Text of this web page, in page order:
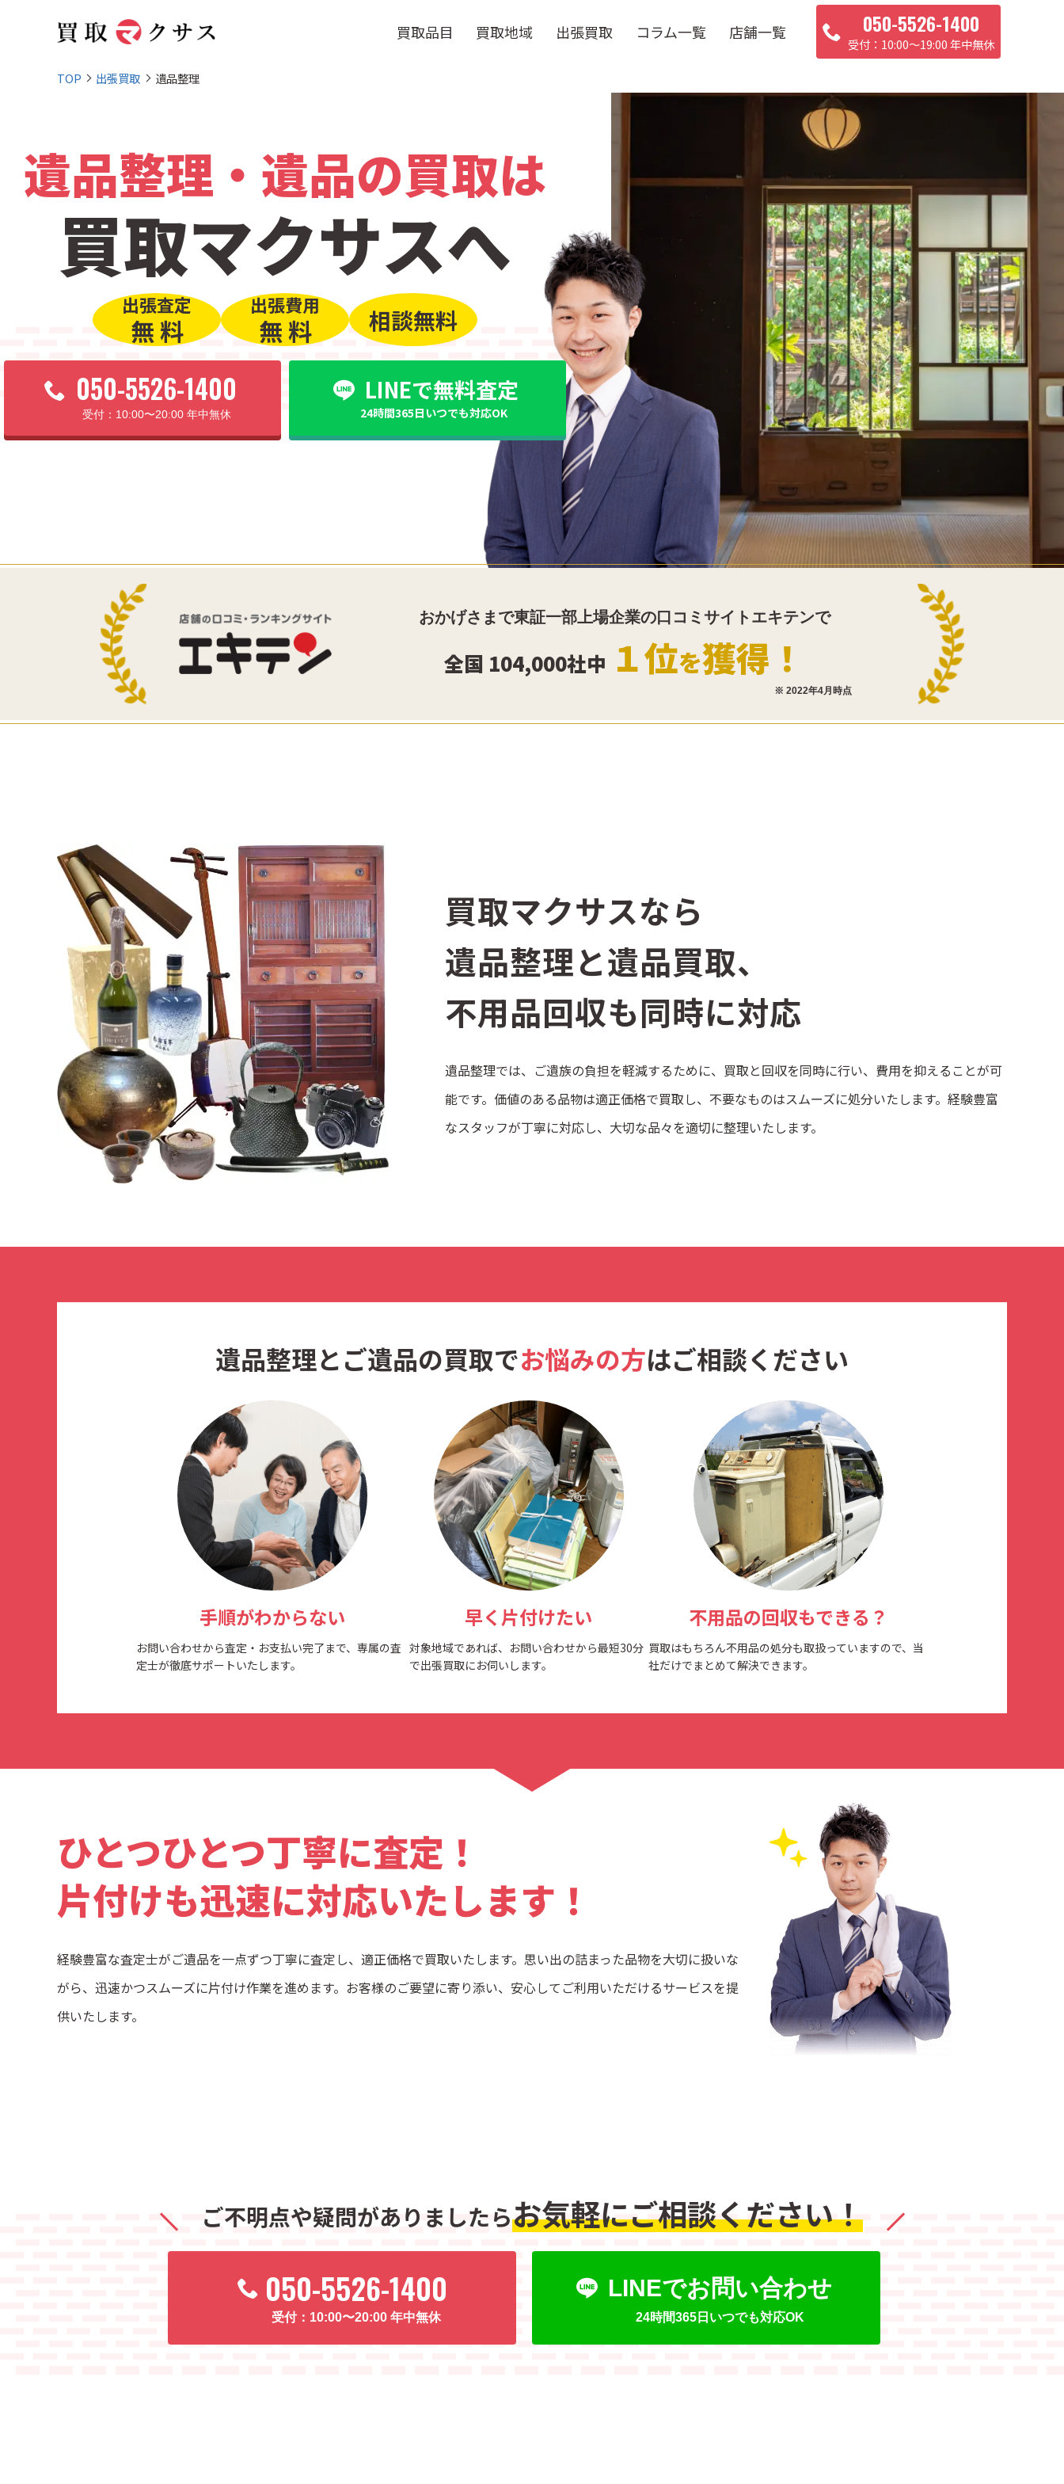
買取品目 買取地域 出張買取 コラム一覧 店舗一覧 050-5526-1400
10:00〜19:00 年中無休
TOP 出張買取 遺品整理
遺品整理・遺品の買取は
買取マクサスへ
出張査定
無 料
出張費用
無 料 相談無料
050-5526-1400
10:00〜20:00 年中無休
LINEで無料査定
24時間365日いつでも対応OK
おかげさまで東証一部上場企業の口コミサイトエキテンで
全国 104,000社中 １位を獲得！
※ 2022年4月時点
買取マクサスなら
遺品整理と遺品買取、
不用品回収も同時に対応
遺品整理では、ご遺族の負担を軽減するために、買取と回収を同時に行い、費用を抑えることが可
能です。価値のある品物は適正価格で買取し、不要なものはスムーズに処分いたします。経験豊富
なスタッフが丁寧に対応し、大切な品々を適切に整理いたします。
遺品整理とご遺品の買取でお悩みの方はご相談ください
手順がわからない
お問い合わせから査定・お支払い完了まで、専属の査
定士が徹底サポートいたします。
早く片付けたい
対象地域であれば、お問い合わせから最短30分
で出張買取にお伺いします。
不用品の回収もできる？
買取はもちろん不用品の処分も取扱っていますので、当
社だけでまとめて解決できます。
ひとつひとつ丁寧に査定！
片付けも迅速に対応いたします！
経験豊富な査定士がご遺品を一点ずつ丁寧に査定し、適正価格で買取いたします。思い出の詰まった品物を大切に扱いな
がら、迅速かつスムーズに片付け作業を進めます。お客様のご要望に寄り添い、安心してご利用いただけるサービスを提
供いたします。
ご不明点や疑問がありましたらお気軽にご相談ください！
050-5526-1400
10:00〜20:00 年中無休
LINEでお問い合わせ
24時間365日いつでも対応OK